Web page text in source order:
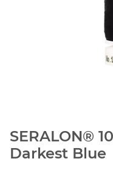
SERALON®
Darkest Blue